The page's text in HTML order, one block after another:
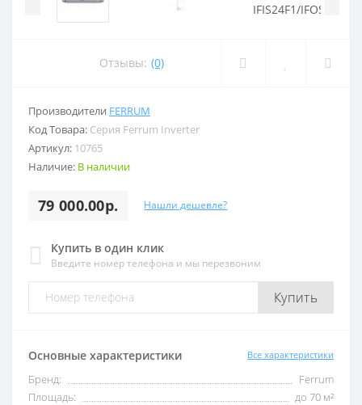
Отзывы: (0)
Производители FERRUM
Код Товара: Серия Ferrum Inverter
Артикул: 10765
Наличие: В наличии
79 000.00р. Нашли дешевле?
Купить в один клик
Введите номер телефона и мы перезвоним
Купить
Основные характеристики Все характеристики
Бренд:
Ferrum
Площадь:
до 70 м²